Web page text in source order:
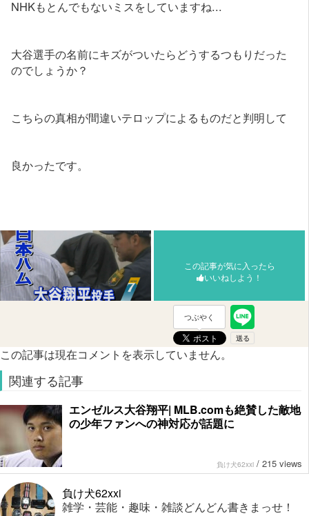
NHKもとんでもないミスをしていますね...
大谷選手の名前にキズがついたらどうするつもりだった
のでしょうか？
こちらの真相が間違いテロップによるものだと判明して
良かったです。
この記事が気に入ったら
いいねしよう！
つぶやく
この記事は現在コメントを表示していません。
関連する記事
エンゼルス大谷翔平| MLB.comも絶賛した敵地
の少年ファンへの神対応が話題に
負け犬62xxi / 215 views
負け犬62xxi
雑学・芸能・趣味・雑談どんどん書きまっせ！